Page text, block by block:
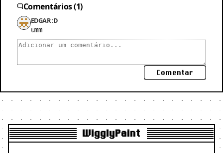
Comentários (1)
EDGAR :D
umm
Comentar
WigglyPaint